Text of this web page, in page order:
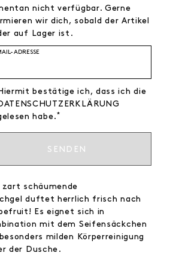
nicht verfügbar. Gerne
wir dich, sobald der Artikel
auf Lager ist.
ADRESSE
bestätige ich, dass ich die
habe. *
SENDEN
zart schäumende
duftet herrlich frisch nach
Es eignet sich in
mit dem Seifensäckchen
milden Körperreinigung
der Dusche.